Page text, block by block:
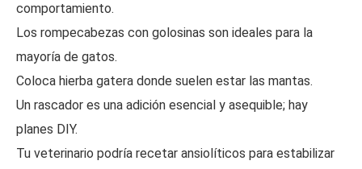
comportamiento.
Los rompecabezas con golosinas son ideales para la
mayoría de gatos.
Coloca hierba gatera donde suelen estar las mantas.
Un rascador es una adición esencial y asequible; hay
planes DIY.
Tu veterinario podría recetar ansiolíticos para estabilizar